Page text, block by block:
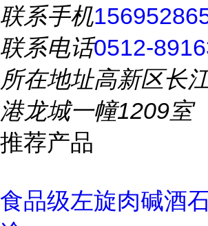
联系手机
联系电话0512-
所在地址高新区长
港龙城一幢1209室
推荐产品
食品级左旋肉碱酒